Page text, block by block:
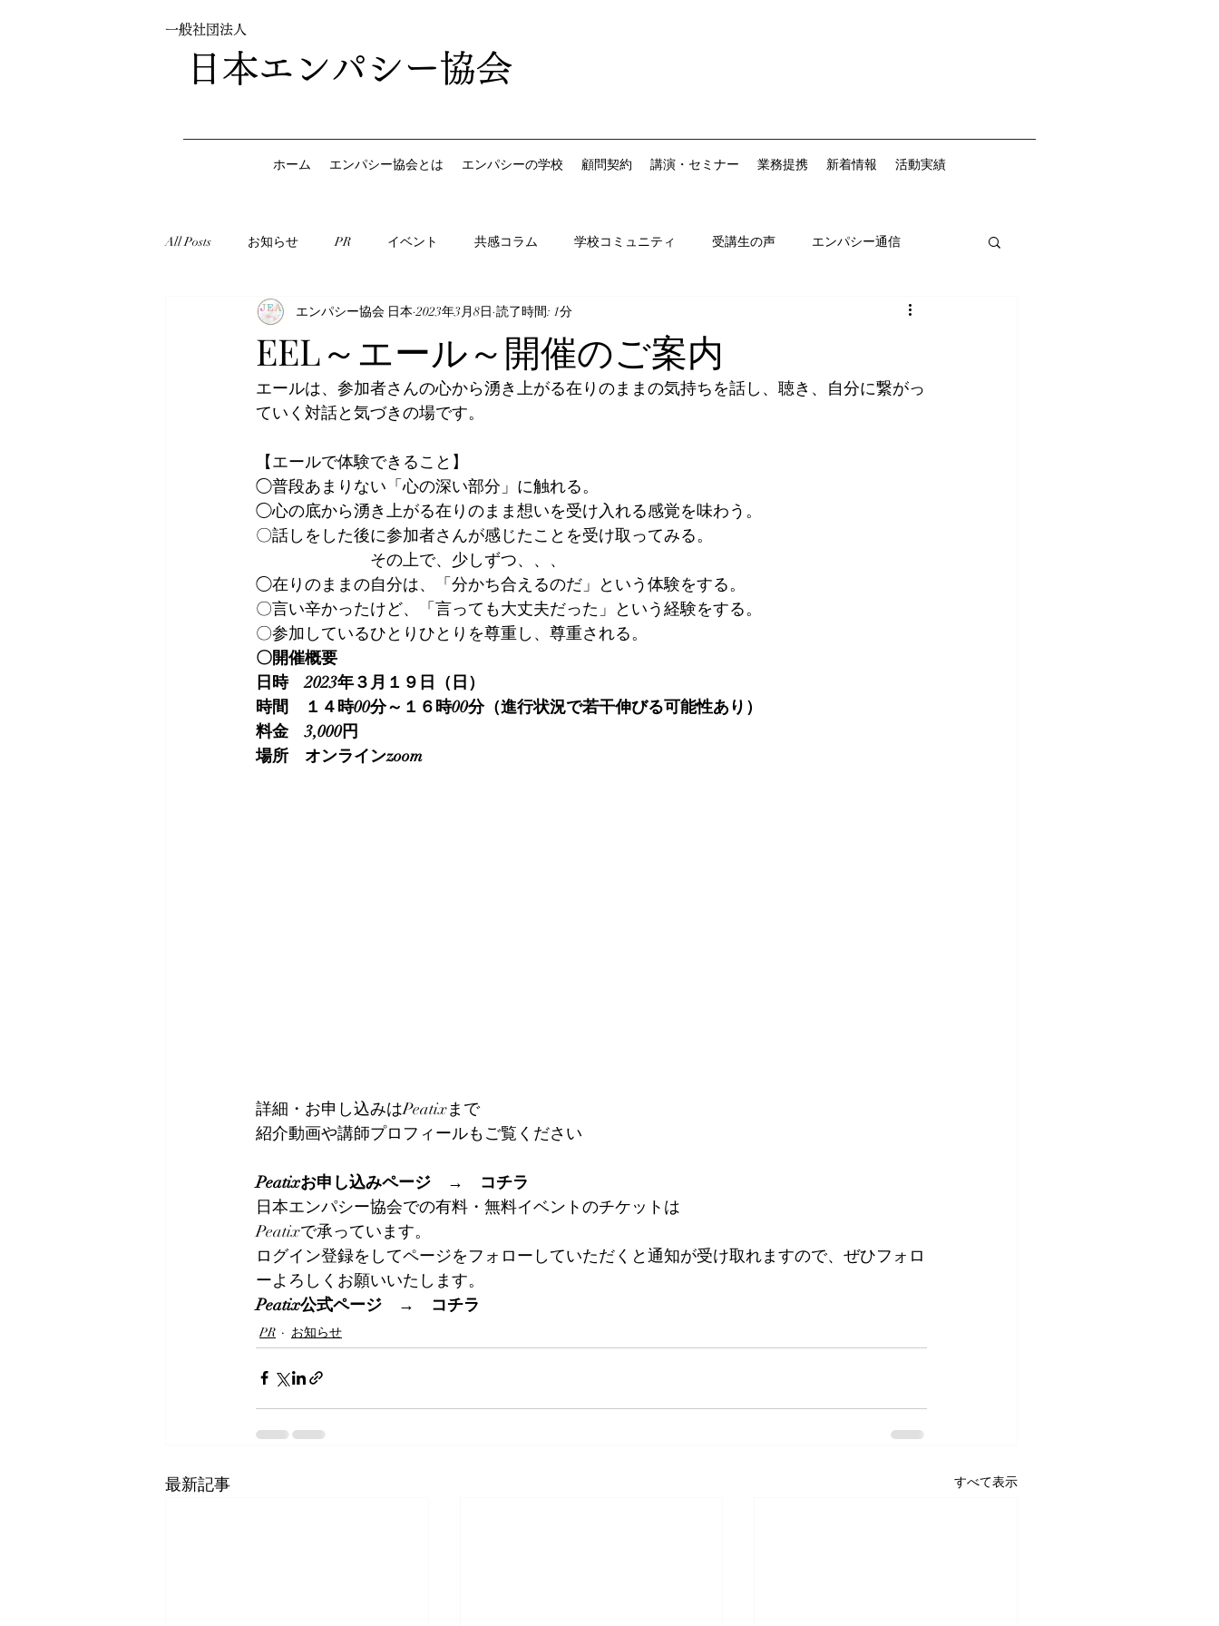
一般社団法人
日本エンパシー協会
ホーム エンパシー協会とは エンパシーの学校 顧問契約 講演・セミナー 業務提携 新着情報 活動実績
All Posts お知らせ PR イベント 共感コラム 学校コミュニティ 受講生の声 エンパシー通信
EEL～エール～開催のご案内
エンパシー協会 日本 2023年3月8日 読了時間: 1分
エールは、参加者さんの心から湧き上がる在りのままの気持ちを話し、聴き、自分に繋がっ
ていく対話と気づきの場です。
【エールで体験できること】
◯普段あまりない「心の深い部分」に触れる。
◯心の底から湧き上がる在りのまま想いを受け入れる感覚を味わう。
〇話しをした後に参加者さんが感じたことを受け取ってみる。
その上で、少しずつ、、、
◯在りのままの自分は、「分かち合えるのだ」という体験をする。
〇言い辛かったけど、「言っても大丈夫だった」という経験をする。
〇参加しているひとりひとりを尊重し、尊重される。
〇開催概要
日時　2023年３月１９日（日）
時間　１４時00分～１６時00分（進行状況で若干伸びる可能性あり）
料金　3,000円
場所　オンラインzoom
詳細・お申し込みはPeatixまで
紹介動画や講師プロフィールもご覧ください
Peatixお申し込みページ　→ コチラ
日本エンパシー協会での有料・無料イベントのチケットは
Peatixで承っています。
ログイン登録をしてページをフォローしていただくと通知が受け取れますので、ぜひフォロ
ーよろしくお願いいたします。
Peatix公式ページ　→ コチラ
PR お知らせ
最新記事 すべて表示